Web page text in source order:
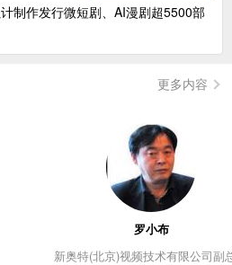
制作发行微短剧、AI漫剧超5500部
更多内容
罗小布
新奥特(北京)视频技术有限公司副